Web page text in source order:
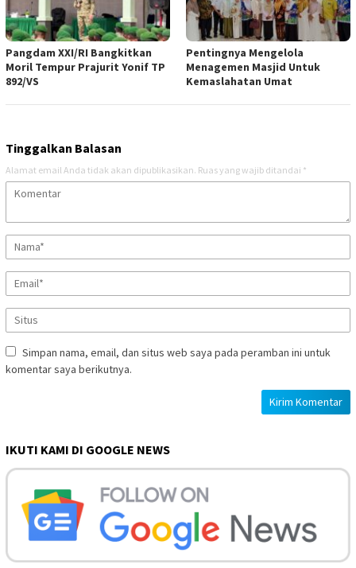
Pangdam XXI/RI Bangkitkan
Moril Tempur Prajurit Yonif TP
892/VS
Pentingnya Mengelola
Menagemen Masjid Untuk
Kemaslahatan Umat
Tinggalkan Balasan
Alamat email Anda tidak akan dipublikasikan. Ruas yang wajib ditandai *
Simpan nama, email, dan situs web saya pada peramban ini untuk
komentar saya berikutnya.
IKUTI KAMI DI GOOGLE NEWS